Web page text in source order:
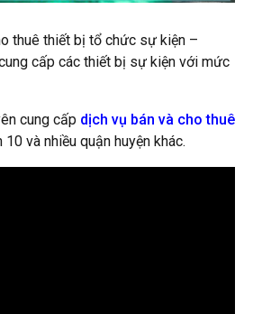
thuê thiết bị tổ chức sự kiện –
cấp các thiết bị sự kiện với mức
cung cấp dịch vụ bán và cho thuê
10 và nhiều quận huyện khác.